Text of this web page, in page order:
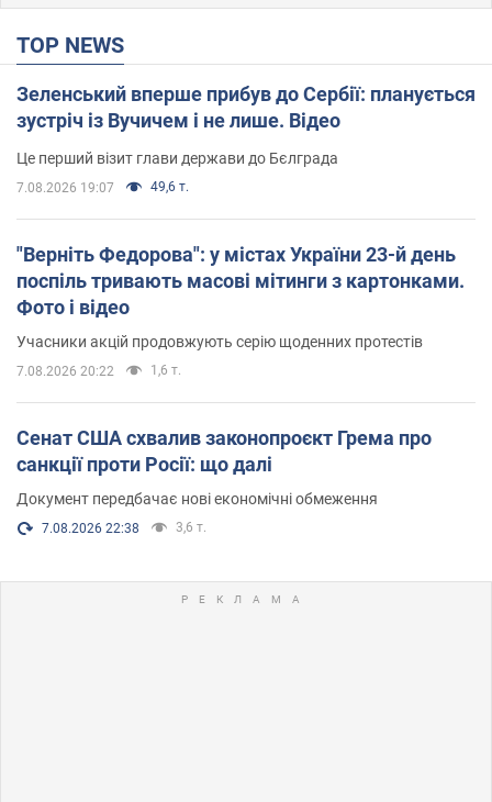
TOP NEWS
Зеленський вперше прибув до Сербії: планується
зустріч із Вучичем і не лише. Відео
Це перший візит глави держави до Бєлграда
7.08.2026 19:07 49,6 т.
"Верніть Федорова": у містах України 23-й день
поспіль тривають масові мітинги з картонками.
Фото і відео
Учасники акцій продовжують серію щоденних протестів
7.08.2026 20:22 1,6 т.
Сенат США схвалив законопроєкт Грема про
санкції проти Росії: що далі
Документ передбачає нові економічні обмеження
7.08.2026 22:38 3,6 т.